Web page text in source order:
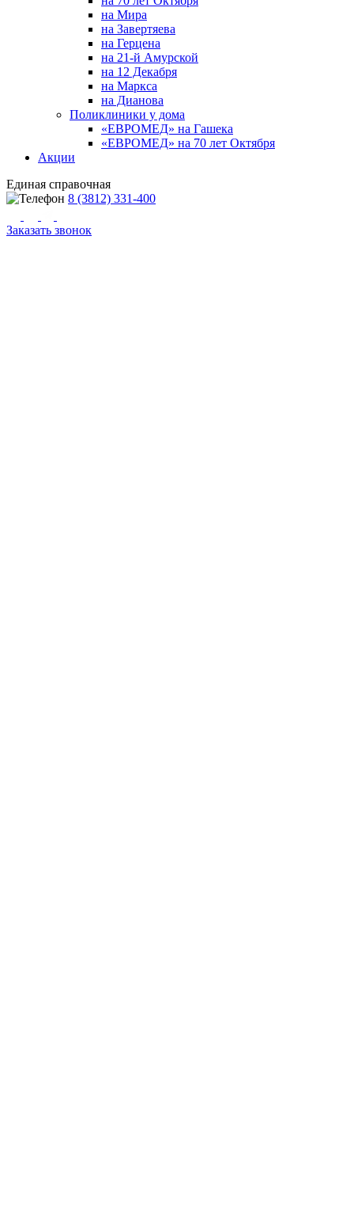
на Мира
на Завертяева
на Герцена
на 21-й Амурской
на 12 Декабря
на Маркса
на Дианова
Поликлиники у дома
«ЕВРОМЕД» на Гашека
«ЕВРОМЕД» на 70 лет Октября
Акции
Единая справочная
8 (3812) 331-400
Заказать звонок